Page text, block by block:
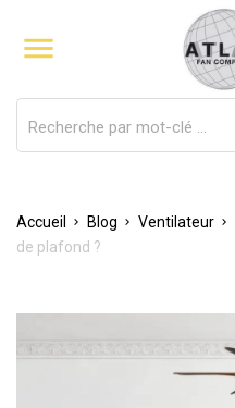

Accueil Blog Ventilateur
de plafond ?